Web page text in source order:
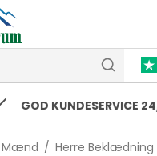
GOD KUNDESERVICE 24/7
Mænd / Herre Beklædning